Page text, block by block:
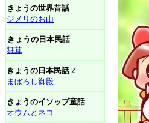
きょうの世界昔話
ジメリのお山
きょうの日本民話
舞茸
きょうの日本民話 2
まぼろし御殿
きょうのイソップ童話
オウムとネコ